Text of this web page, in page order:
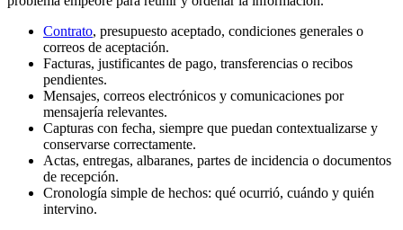
Contrato, presupuesto aceptado, condiciones generales o
correos de aceptación.
Facturas, justificantes de pago, transferencias o recibos
pendientes.
Mensajes, correos electrónicos y comunicaciones por
mensajería relevantes.
Capturas con fecha, siempre que puedan contextualizarse y
conservarse correctamente.
Actas, entregas, albaranes, partes de incidencia o documentos
de recepción.
Cronología simple de hechos: qué ocurrió, cuándo y quién
intervino.